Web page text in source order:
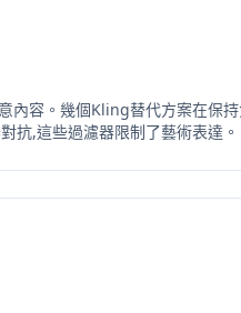
容。幾個Kling替代方案在保
抗,這些過濾器限制了藝術表達。